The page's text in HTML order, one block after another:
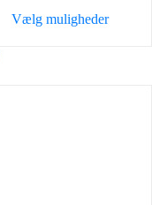
Vælg muligheder